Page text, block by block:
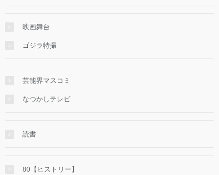
映画舞台
ゴジラ特撮
芸能界マスコミ
なつかしテレビ
読書
80【ヒストリー】